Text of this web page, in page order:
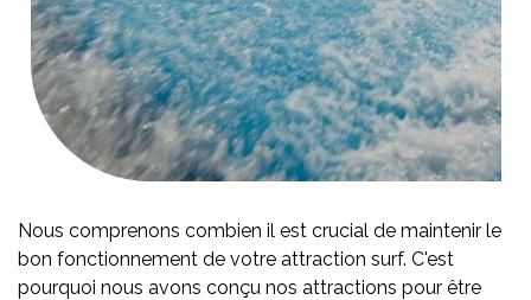
Nous comprenons combien il est crucial de maintenir le
bon fonctionnement de votre attraction surf. C'est
pourquoi nous avons conçu nos attractions pour être